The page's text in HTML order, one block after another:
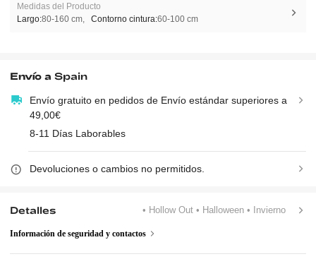
Medidas del Producto
Largo:80-160 cm Contorno cintura:60-100 cm
Envío aSpain
Envío gratuito en pedidos de Envío estándar superiores a
49,00€
8-11 Días Laborables
Devoluciones o cambios no permitidos.
Detalles • Hollow Out• Halloween• Invierno
Información de seguridad y contactos